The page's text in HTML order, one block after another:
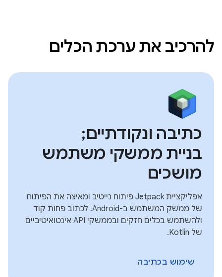
להרכיב את ערכת הכלים
כתיבה ונקודתיים;
בניית ממשקי משתמש
מושכים
אפליקציית Jetpack פיתוח נייטיב ומאיצה את הפיתוח
של ממשק המשתמש ב-Android. לכתוב פחות קוד
ולהשתמש בכלים חזקים ובממשקי API אינטואיטיביים
של Kotlin.
שימוש בכתיבה